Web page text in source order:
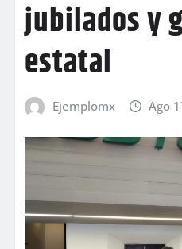
jubilados y
estatal
Ejemplomx Ago